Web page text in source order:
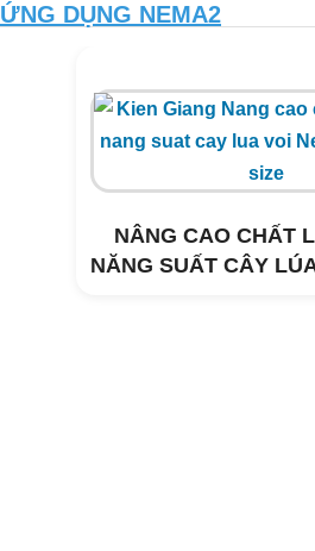
ỨNG DỤNG NEMA2
NÂNG CAO CHẤT
NĂNG SUẤT CÂY